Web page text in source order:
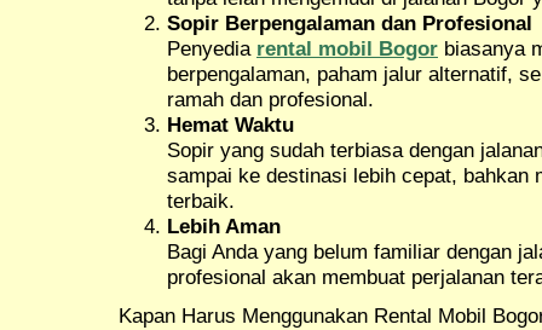
Sopir Berpengalaman dan Profesional
Penyedia rental mobil Bogor biasanya
berpengalaman, paham jalur alternatif,
ramah dan profesional.
Hemat Waktu
Sopir yang sudah terbiasa dengan
sampai ke destinasi lebih cepat, bahkan
terbaik.
Lebih Aman
Bagi Anda yang belum familiar dengan
profesional akan membuat perjalanan
Kapan Harus Menggunakan Rental Mobil